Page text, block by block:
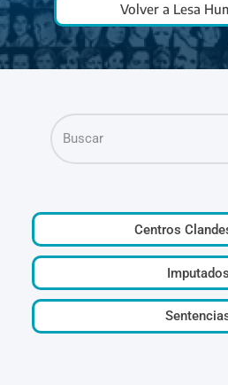
Volver a Lesa
Centros
Imputados